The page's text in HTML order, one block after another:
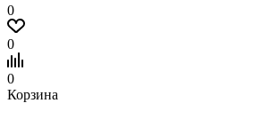
0
0
0
Корзина